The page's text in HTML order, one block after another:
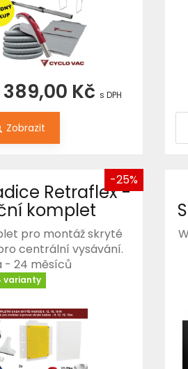
Kč s DPH
Zobrazit
-25%
Retraflex -
komplet
pro montáž skryté
centrální vysávání.
- 24 měsíců
varianty